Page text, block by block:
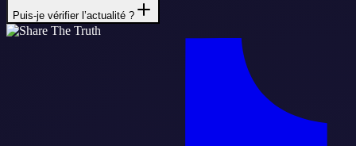
Puis-je vérifier l’actualité ?